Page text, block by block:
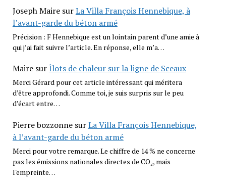
Joseph MairesurLa Villa François Hennebique, à
l’avant-garde du béton armé
Précision : F Hennebique est un lointain parent d’une amie à
qui j’ai fait suivre l’article. En réponse, elle m’a…
MairesurÎlots de chaleur sur la ligne de Sceaux
Merci Gérard pour cet article intéressant qui méritera
d’être approfondi. Comme toi, je suis surpris sur le peu
d’écart entre…
Pierre bozzonnesurLa Villa François Hennebique,
à l’avant-garde du béton armé
Merci pour votre remarque. Le chiffre de 14 % ne concerne
pas les émissions nationales directes de CO₂, mais
l'empreinte…